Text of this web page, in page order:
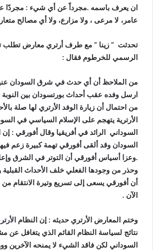
ان يعرف باسمه .مجرداً عن أي شيء : مجردًا عن
عامر، لا مرعى ، ولا مزارع، ولا أي مصالح
تحدثت ” زينا ” مع طرف أرتري معارض تطلب
الرسمي للخرطوم فقال :
من الملاحظ أن أي حدث في شرق السودان
ارسل وفده عقب أحداث بورتسودان بين
من احتمال أن زيارة الوفد الأرتري لها صلة
الأرترية يتهجم على الإسلام السياسي في
السوداني الرائد في أفريقيا وقال أفورقي :
السودان وقد ألقى أفورقي تهمة كبيرة زعم
.وعزا أسياس أفورقي أن التوتر في الشرق
وحذر من وجودها الفعلي خلف الأحداث
أن أفورقي يسعى إلى تسريع وتيرة الانتقام
الآن .
وختم المعارض الأرتري حديثه : إن النظام
نتائج لسياسة النظام القائم الذي يتغافل
السوداني لكن فاقد الشيء لا يمنحه الآخرين